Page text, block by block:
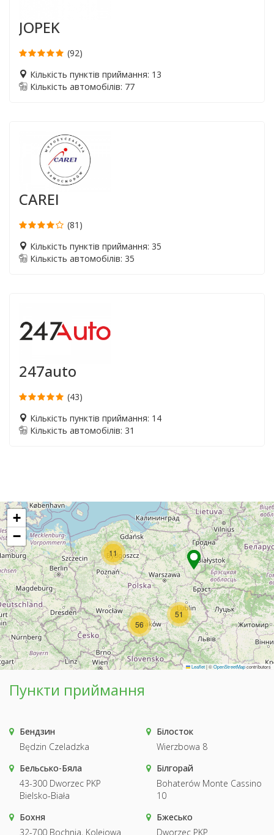
JOPEK
(92)
Кількість пунктів приймання: 13
Кількість автомобілів: 77
CAREI
(81)
Кількість пунктів приймання: 35
Кількість автомобілів: 35
247auto
(43)
Кількість пунктів приймання: 14
Кількість автомобілів: 31
11
51
56
+
−
Leaflet|©OpenStreetMapcontributors
Пункти приймання
Бендзин
Będzin Czeladzka
Білосток
Wierzbowa 8
Бельсько-Бяла
43-300 Dworzec PKP
Bielsko-Biała
Білгорай
Bohaterów Monte Cassino
10
Бохня
32-700 Bochnia, Kolejowa
Бжесько
Dworzec PKP